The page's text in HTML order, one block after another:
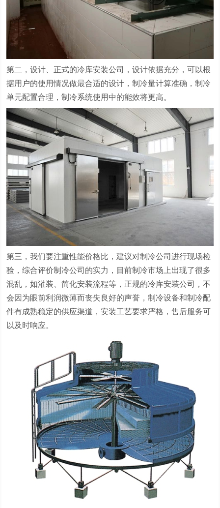
第二，设计、正式的冷库安装公司，设计依据充分，可以根
据用户的使用情况做最合适的设计，制冷量计算准确，制冷
单元配置合理，制冷系统使用中的能效将更高。
第三，我们要注重性能价格比，建议对制冷公司进行现场检
验，综合评价制冷公司的实力，目前制冷市场上出现了很多
混乱，如灌装、简化安装流程等，正规的冷库安装公司，不
会因为眼前利润微薄而丧失良好的声誉，制冷设备和制冷配
件有成熟稳定的供应渠道，安装工艺要求严格，售后服务可
以及时响应。